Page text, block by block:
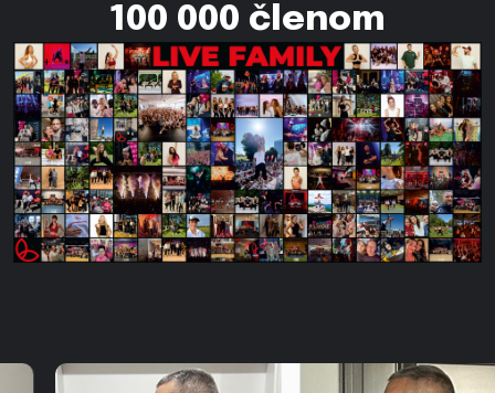
100 000 členom